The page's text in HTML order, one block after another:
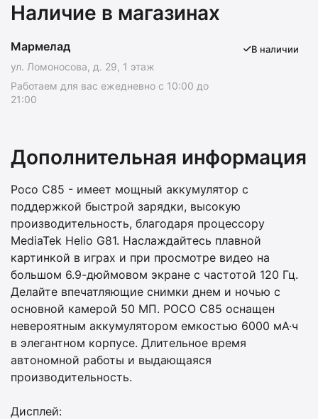
Наличие в магазинах
Мармелад
ул. Ломоносова, д. 29, 1 этаж
Работаем для вас ежедневно с 10:00 до
21:00
В наличии
Дополнительная информация
Poco C85 - имеет мощный аккумулятор с
поддержкой быстрой зарядки, высокую
производительность, благодаря процессору
MediaTek Helio G81. Наслаждайтесь плавной
картинкой в играх и при просмотре видео на
большом 6.9-дюймовом экране с частотой 120 Гц.
Делайте впечатляющие снимки днем и ночью с
основной камерой 50 МП. POCO C85 оснащен
невероятным аккумулятором емкостью 6000 мА·ч
в элегантном корпусе. Длительное время
автономной работы и выдающаяся
производительность.
Дисплей: